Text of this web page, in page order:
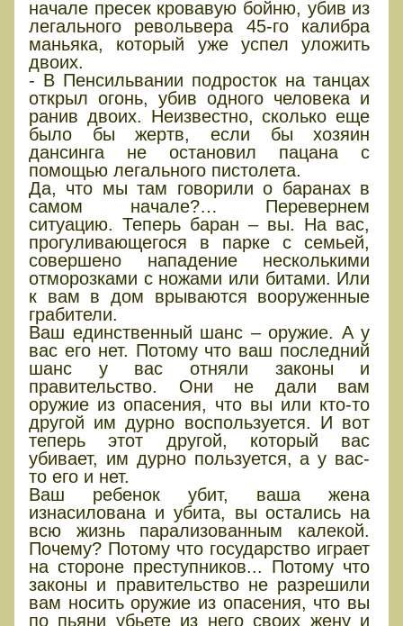
начале пресек кровавую бойню, убив из
легального револьвера 45-го калибра
маньяка, который уже успел уложить
двоих.
- В Пенсильвании подросток на танцах
открыл огонь, убив одного человека и
ранив двоих. Неизвестно, сколько еще
было бы жертв, если бы хозяин
дансинга не остановил пацана с
помощью легального пистолета.
Да, что мы там говорили о баранах в
самом начале?… Перевернем
ситуацию. Теперь баран – вы. На вас,
прогуливающегося в парке с семьей,
совершено нападение несколькими
отморозками с ножами или битами. Или
к вам в дом врываются вооруженные
грабители.
Ваш единственный шанс – оружие. А у
вас его нет. Потому что ваш последний
шанс у вас отняли законы и
правительство. Они не дали вам
оружие из опасения, что вы или кто-то
другой им дурно воспользуется. И вот
теперь этот другой, который вас
убивает, им дурно пользуется, а у вас-
то его и нет.
Ваш ребенок убит, ваша жена
изнасилована и убита, вы остались на
всю жизнь парализованным калекой.
Почему? Потому что государство играет
на стороне преступников... Потому что
законы и правительство не разрешили
вам носить оружие из опасения, что вы
по пьяни убьете из него своих жену и